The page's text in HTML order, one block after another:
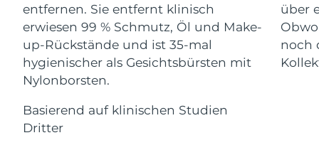
entfernen. Sie entfernt klinisch
erwiesen 99 % Schmutz, Öl und Make-
up-Rückstände und ist 35-mal
hygienischer als Gesichtsbürsten mit
Nylonborsten.
Basierend auf klinischen Studien
Dritter
über
noch
ÜBER
Kasachstan Erwartete Lieferung 8/12/26
Kuwait Erwartete Lieferung 8/10/26
Libanon